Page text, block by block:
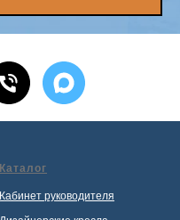
Каталог
Кабинет руководителя